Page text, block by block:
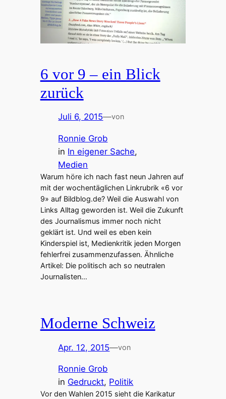
6 vor 9 – ein Blick
zurück
Juli 6, 2015—von
Ronnie Grob
in In eigener Sache
Medien
Warum höre ich nach fast neun Jahren auf
mit der wochentäglichen Linkrubrik «6 vor
9» auf Bildblog.de? Weil die Auswahl von
Links Alltag geworden ist. Weil die Zukunft
des Journalismus immer noch nicht
geklärt ist. Und weil es eben kein
Kinderspiel ist, Medienkritik jeden Morgen
fehlerfrei zusammenzufassen. Ähnliche
Artikel: Die politisch ach so neutralen
Journalisten…
Moderne Schweiz
Apr. 12, 2015—von
Ronnie Grob
in Gedruckt, Politik
Vor den Wahlen 2015 sieht die Karikatur